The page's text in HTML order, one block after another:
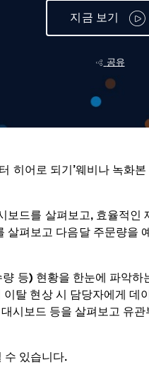
지금 보기
공유
히어로 되기’웨비나 녹화
보드를 살펴보고, 효율적인
살펴보고 다음달 주문량을
등) 현황을 한눈에 파악하
탈 현상 시 담당자에게 데
시보드 등을 살펴보고 유관
수 있습니다.